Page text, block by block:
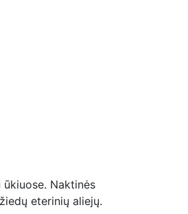
Naktinės
eterinių aliejų.